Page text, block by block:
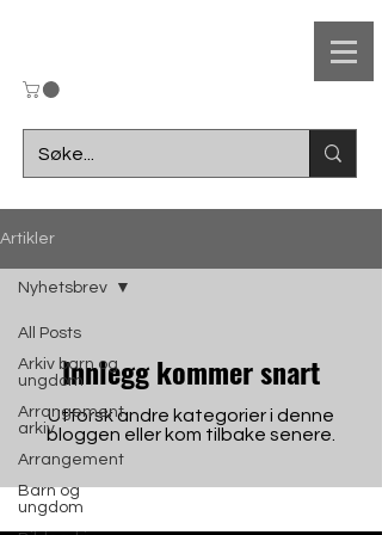
Fr
Artikler
All Posts
Arkiv barn og
ungdom
Arrangement
arkiv
Arrangement
Barn og
ungdom
Nyhetsbrev
Innlegg kommer snart
Utforsk andre kategorier i denne
bloggen eller kom tilbake senere.